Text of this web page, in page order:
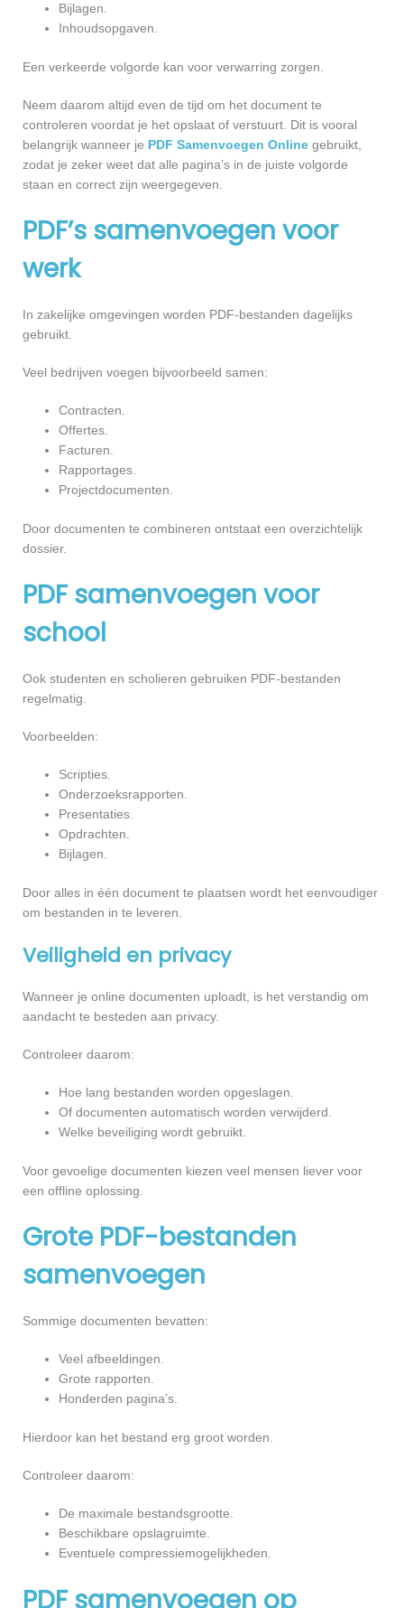
Bijlagen.
Inhoudsopgaven.
Een verkeerde volgorde kan voor verwarring zorgen.
Neem daarom altijd even de tijd om het document te
controleren voordat je het opslaat of verstuurt. Dit is vooral
belangrijk wanneer je PDF Samenvoegen Online gebruikt,
zodat je zeker weet dat alle pagina’s in de juiste volgorde
staan en correct zijn weergegeven.
PDF’s samenvoegen voor
werk
In zakelijke omgevingen worden PDF-bestanden dagelijks
gebruikt.
Veel bedrijven voegen bijvoorbeeld samen:
Contracten.
Offertes.
Facturen.
Rapportages.
Projectdocumenten.
Door documenten te combineren ontstaat een overzichtelijk
dossier.
PDF samenvoegen voor
school
Ook studenten en scholieren gebruiken PDF-bestanden
regelmatig.
Voorbeelden:
Scripties.
Onderzoeksrapporten.
Presentaties.
Opdrachten.
Bijlagen.
Door alles in één document te plaatsen wordt het eenvoudiger
om bestanden in te leveren.
Veiligheid en privacy
Wanneer je online documenten uploadt, is het verstandig om
aandacht te besteden aan privacy.
Controleer daarom:
Hoe lang bestanden worden opgeslagen.
Of documenten automatisch worden verwijderd.
Welke beveiliging wordt gebruikt.
Voor gevoelige documenten kiezen veel mensen liever voor
een offline oplossing.
Grote PDF-bestanden
samenvoegen
Sommige documenten bevatten:
Veel afbeeldingen.
Grote rapporten.
Honderden pagina’s.
Hierdoor kan het bestand erg groot worden.
Controleer daarom:
De maximale bestandsgrootte.
Beschikbare opslagruimte.
Eventuele compressiemogelijkheden.
PDF samenvoegen op